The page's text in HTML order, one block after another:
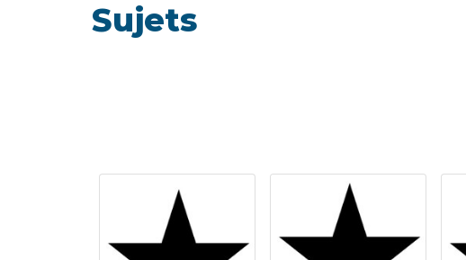
Sujets